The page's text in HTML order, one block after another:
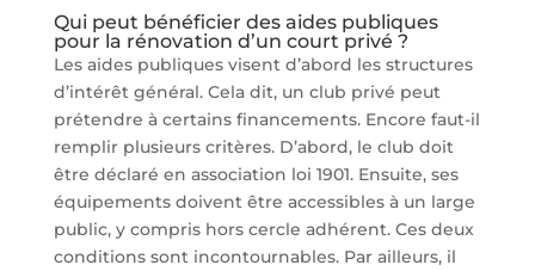
Qui peut bénéficier des aides publiques
pour la rénovation d’un court privé ?
Les aides publiques visent d’abord les structures
d’intérêt général. Cela dit, un club privé peut
prétendre à certains financements. Encore faut-il
remplir plusieurs critères. D’abord, le club doit
être déclaré en association loi 1901. Ensuite, ses
équipements doivent être accessibles à un large
public, y compris hors cercle adhérent. Ces deux
conditions sont incontournables. Par ailleurs, il